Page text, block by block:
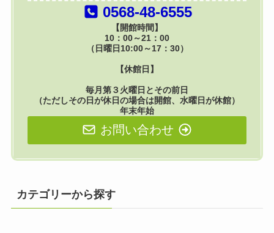
0568-48-6555
【開館時間】
10：00～21：00
（日曜日10:00～17：30）
【休館日】
毎月第３火曜日とその前日
（ただしその日が休日の場合は開館、水曜日が休館）
年末年始
お問い合わせ
カテゴリーから探す